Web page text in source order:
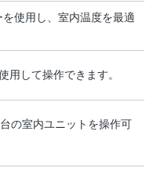
使用し、室内温度を最適
用して操作できます。
の室内ユニットを操作可